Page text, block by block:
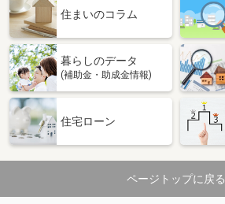
住まいのコラム
暮らしのデータ
(補助金・助成金情報)
住宅ローン
ページトップに戻る